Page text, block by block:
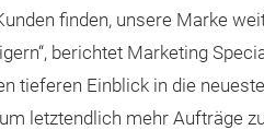
finden, unsere Marke
berichtet Marketing
tieferen Einblick in die
letztendlich mehr Aufträge